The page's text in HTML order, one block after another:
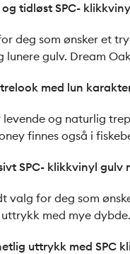
og tidløst SPC-
deg som ønsker et
lunere gulv. Dream
med lun
levende og naturlig
finnes også i
SPC- klikkvinyl gulv
valg for deg som
med mye
uttrykk med SPC